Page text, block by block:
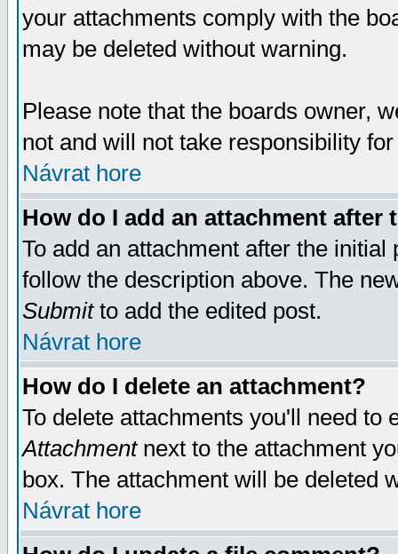
your attachments comply with the
may be deleted without warning.
Please note that the boards owner,
not and will not take responsibility
Návrat hore
How do I add an attachment after
To add an attachment after the
follow the description above. The
Submitto add the edited post.
Návrat hore
How do I delete an attachment?
To delete attachments you'll need
Attachmentnext to the attachment
box. The attachment will be deleted
Návrat hore